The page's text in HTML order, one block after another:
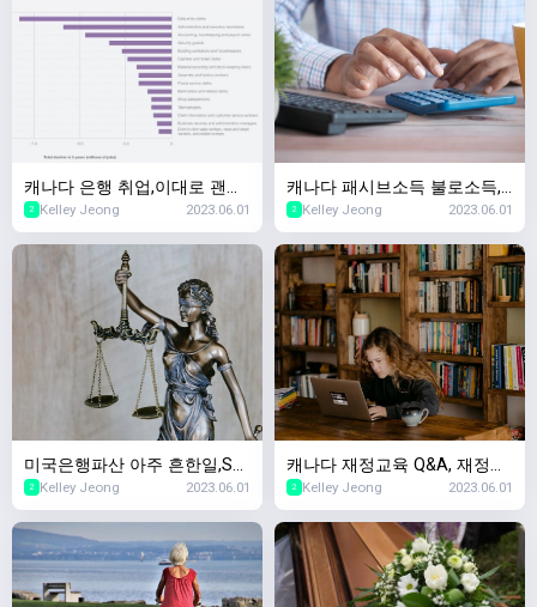
캐나다 은행 취업,이대로 괜찮
나? 5년이내 사라질 직업 Top
10,2023년 세계경제포럼
2 Kelley Jeong 2023.06.01
캐나다 패시브소득 불로소득,
캐나다 부동산투자 & 캐나다
증권투자 차이
2 Kelley Jeong 2023.06.01
미국은행파산 아주 흔한일,SV
B파산 SNBY파산 마찬가지! 캐
나다 경제수업~
2 Kelley Jeong 2023.06.01
캐나다 재정교육 Q&A, 재정교
육을 왜 무료로 하세요? 돈벌
려는 수작인가요?
2 Kelley Jeong 2023.06.01